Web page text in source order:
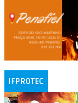
IFPROTEC